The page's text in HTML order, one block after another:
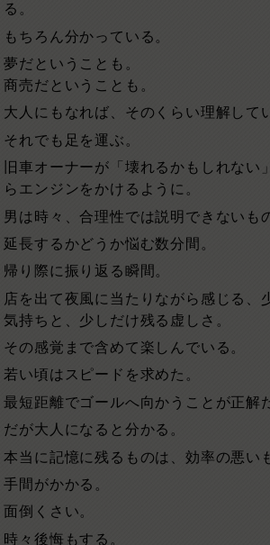
る。
もちろん分かっている。
夢だということも。
商売だということも。
大人にもなれば、そのくらい理解して
それでも足を運ぶ。
旧車オーナーが「壊れるかもしれない
らエンジンをかけるように。
男は時々、合理性では説明できないも
延長するかどうか悩む数分間。
帰り際に振り返る瞬間。
店を出て夜風に当たりながら感じる、
気持ちと、少しだけ残る虚しさ。
その感覚まで含めて楽しんでいる。
若い頃はスピードを求めた。
最短距離でゴールへ向かうことが正解
だが大人になると分かる。
本当に記憶に残るものは、効率の悪い
手間がかかる。
面倒くさい。
時々後悔もする。